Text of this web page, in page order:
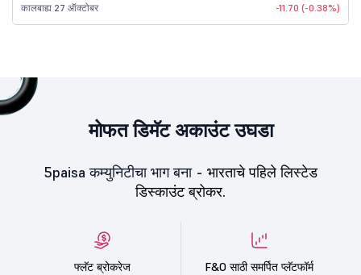
कालबाह्य 27 ऑक्टोबर -11.70 (-0.38%)
मोफत डिमॅट अकाउंट उघडा
5paisa कम्युनिटीचा भाग बना - भारताचे पहिले लिस्टेड
डिस्काउंट ब्रोकर.
फ्लॅट ब्रोकरेज F&O साठी समर्पित प्लॅटफॉर्म